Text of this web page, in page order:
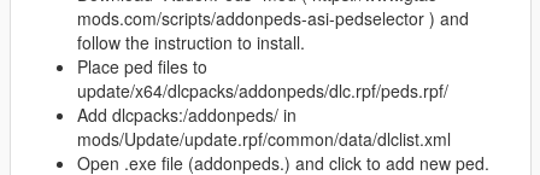
mods.com/scripts/addonpeds-asi-pedselector ) and
follow the instruction to install.
Place ped files to
update/x64/dlcpacks/addonpeds/dlc.rpf/peds.rpf/
Add dlcpacks:/addonpeds/ in
mods/Update/update.rpf/common/data/dlclist.xml
Open .exe file (addonpeds.) and click to add new ped.